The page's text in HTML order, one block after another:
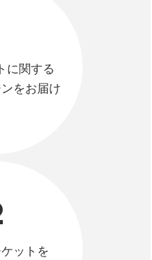
に関する
をお届け
ットを